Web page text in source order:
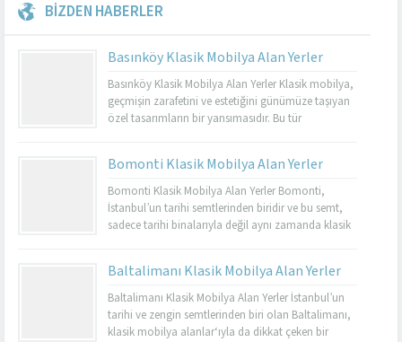
BİZDEN HABERLER
Basınköy Klasik Mobilya Alan Yerler
Basınköy Klasik Mobilya Alan Yerler Klasik mobilya,
geçmişin zarafetini ve estetiğini günümüze taşıyan
özel tasarımların bir yansımasıdır. Bu tür
mobilya alan yerler, bu tür özel parçaları
değerlendirmek isteyenler için mükemmel bir
seçenektir. Eğer siz de eski mobilyalarınızı satmayı...
Bomonti Klasik Mobilya Alan Yerler
Bomonti Klasik Mobilya Alan Yerler Bomonti,
İstanbul’un tarihi semtlerinden biridir ve bu semt,
sadece tarihi binalarıyla değil aynı zamanda klasik
bir semt olup, bu semtte klasik mobilyaları sevenler
için birçok seçenek sunmaktadır. Bomonti klasik
mobilya...
Baltalimanı Klasik Mobilya Alan Yerler
Baltalimanı Klasik Mobilya Alan Yerler İstanbul’un
tarihi ve zengin semtlerinden biri olan Baltalimanı,
klasik mobilya alanlar‘ıyla da dikkat çeken bir